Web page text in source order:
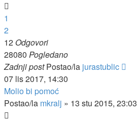
1
2
12 Odgovori
28080 Pogledano
Zadnji postPostao/la jurastublic
07 lis 2017, 14:30
Molio bi pomoć
Postao/la mkralj » 13 stu 2015, 23:03